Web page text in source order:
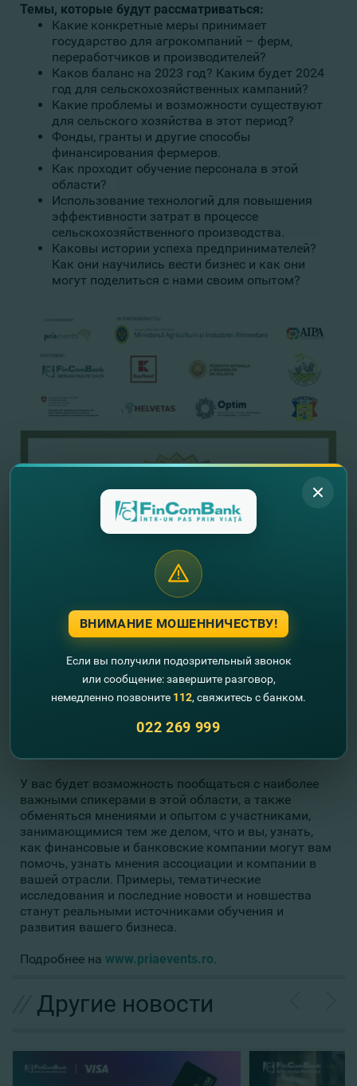
Темы, которые будут рассматриваться:
Какие конкретные меры принимает
государство для агрокомпаний – ферм,
переработчиков и производителей?
Каков баланс на 2023 год? Каким будет 2024
год для сельскохозяйственных кампаний?
Какие проблемы и возможности существуют
для сельского хозяйства в этот период?
Фонды, гранты и другие способы
финансирования фермеров.
Как проходит обучение персонала в этой
области?
Использование технологий для повышения
эффективности затрат в процессе
сельскохозяйственного производства.
Каковы истории успеха предпринимателей?
Как они научились вести бизнес и как они
могут поделиться с нами своим опытом?
PRIA GALA FERMIERILOR из Республики Молдова
является частью серии успешных конференций,
организованных PRIAevents в Румынии и
У вас будет возможность пообщаться с наиболее
важными спикерами в этой области, а также
обменяться мнениями и опытом с участниками,
занимающимися тем же делом, что и вы, узнать,
как финансовые и банковские компании могут вам
помочь, узнать мнения ассоциации и компании в
вашей отрасли. Примеры, тематические
исследования и последние новости и новшества
станут реальными источниками обучения и
развития вашего бизнеса.
Подробнее на www.priaevents.ro
Другие новости
ВНИМАНИЕ МОШЕННИЧЕСТВУ!
Если вы получили подозрительный звонок
или сообщение: завершите разговор,
немедленно позвоните 112, свяжитесь с банком.
022 269 999